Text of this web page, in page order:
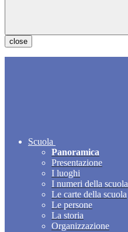
close
Scuola
Panoramica
Presentazione
I luoghi
I numeri della scuola
Le carte della scuola
Le persone
La storia
Organizzazione